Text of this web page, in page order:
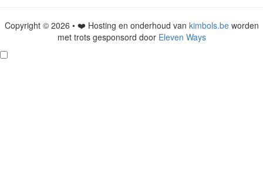
Copyright © 2026 • ❤️ Hosting en onderhoud van kimbols.beworden
met trots gesponsord door Eleven Ways